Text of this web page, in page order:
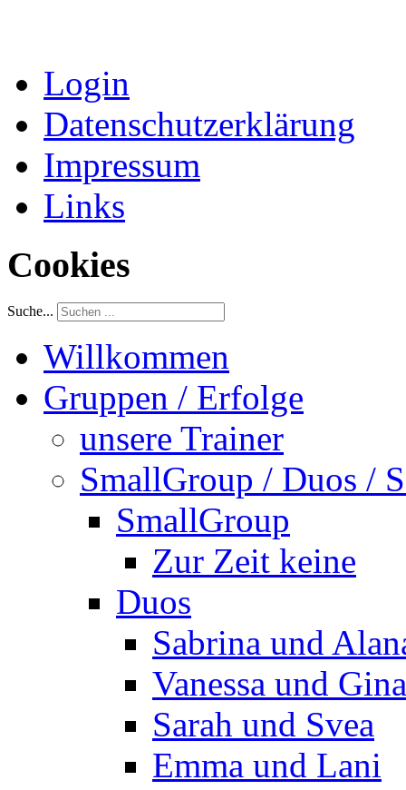
Login
Datenschutzerklärung
Impressum
Links
Cookies
Suche...
Willkommen
Gruppen / Erfolge
unsere Trainer
SmallGroup / Duos /
SmallGroup
Zur Zeit keine
Duos
Sabrina und
Vanessa und Gina
Sarah und Svea
Emma und Lani